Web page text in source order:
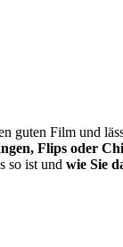
guten Film und
Flips oder
so ist und wie Sie